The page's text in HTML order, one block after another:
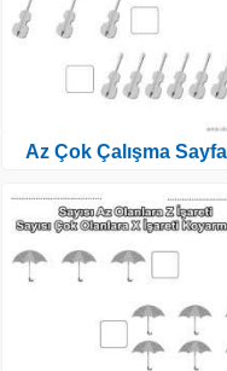
Az Çok Çalışma